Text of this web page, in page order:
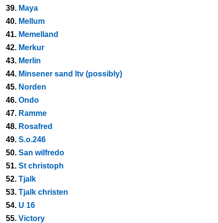
39. Maya
40. Mellum
41. Memelland
42. Merkur
43. Merlin
44. Minsener sand ltv (possibly)
45. Norden
46. Ondo
47. Ramme
48. Rosafred
49. S.o.246
50. San wilfredo
51. St christoph
52. Tjalk
53. Tjalk christen
54. U 16
55. Victory